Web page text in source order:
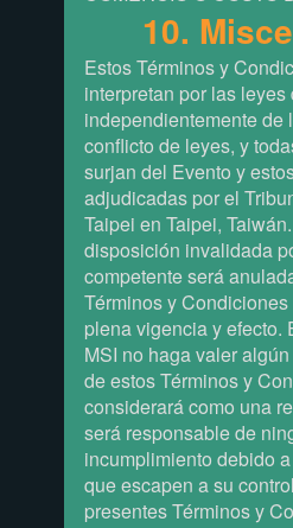
10.
Estos Términos y
interpretan por las leyes
independientemente de
conflicto de leyes, y
surjan del Evento y
adjudicadas por el
Taipei en Taipei,
disposición invalidada
competente será
Términos y
plena vigencia y efecto.
MSI no haga valer
de estos Términos y
considerará como una
será responsable de
incumplimiento debido
que escapen a su
presentes Términos y